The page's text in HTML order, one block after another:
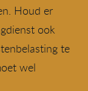
Houd er
ook
te
wel